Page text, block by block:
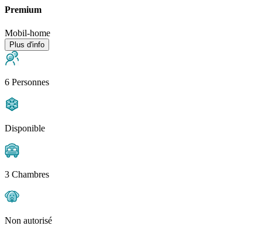
Premium
Mobil-home
Plus d'info
6 Personnes
Disponible
3 Chambres
Non autorisé